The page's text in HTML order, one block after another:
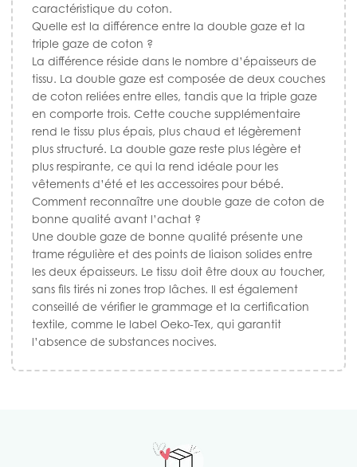
caractéristique du coton.
Quelle est la différence entre la double gaze et la
triple gaze de coton ?
La différence réside dans le nombre d’épaisseurs de
tissu. La double gaze est composée de deux couches
de coton reliées entre elles, tandis que la triple gaze
en comporte trois. Cette couche supplémentaire
rend le tissu plus épais, plus chaud et légèrement
plus structuré. La double gaze reste plus légère et
plus respirante, ce qui la rend idéale pour les
vêtements d’été et les accessoires pour bébé.
Comment reconnaître une double gaze de coton de
bonne qualité avant l’achat ?
Une double gaze de bonne qualité présente une
trame régulière et des points de liaison solides entre
les deux épaisseurs. Le tissu doit être doux au toucher,
sans fils tirés ni zones trop lâches. Il est également
conseillé de vérifier le grammage et la certification
textile, comme le label Oeko-Tex, qui garantit
l’absence de substances nocives.